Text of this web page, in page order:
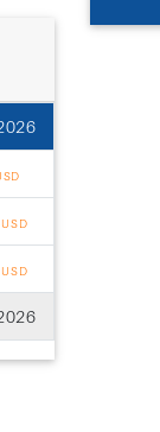
USD
USD